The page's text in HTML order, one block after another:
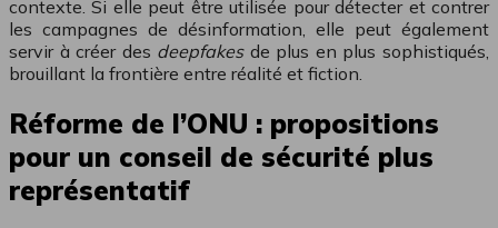
contexte. Si elle peut être utilisée pour détecter et contrer
les campagnes de désinformation, elle peut également
servir à créer des deepfakesde plus en plus sophistiqués,
brouillant la frontière entre réalité et fiction.
Réforme de l’ONU : propositions
pour un conseil de sécurité plus
représentatif